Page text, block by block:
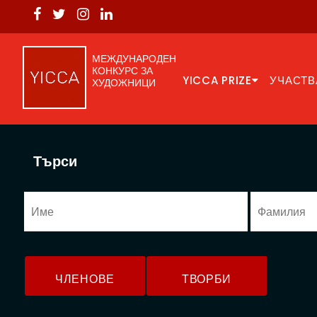
МЕЖДУНАРОДЕН
КОНКУРС ЗА
ХУДОЖНИЦИ
YICCA PRIZE
Търси
ЧЛЕНОВЕ ТВОРБИ